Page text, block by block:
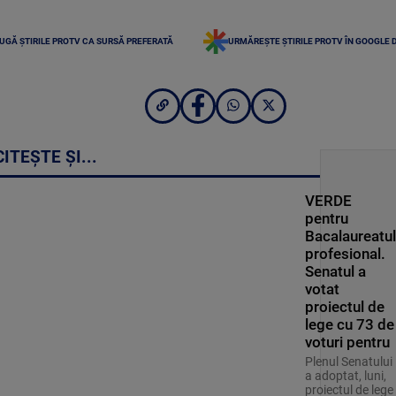
ȘTIRILE PROTV CA SURSĂ PREFERATĂ URMĂREȘTE ȘTIRILE PROTV ÎN GOOGLE
ȘI...
VERDE
pentru
Bacalaureatul
profesional.
Senatul a
votat
proiectul de
lege cu 73 de
voturi pentru
Plenul Senatului
a adoptat, luni,
proiectul de lege